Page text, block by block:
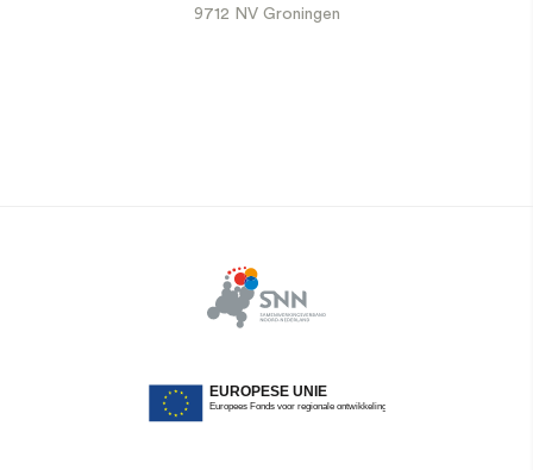
9712 NV Groningen